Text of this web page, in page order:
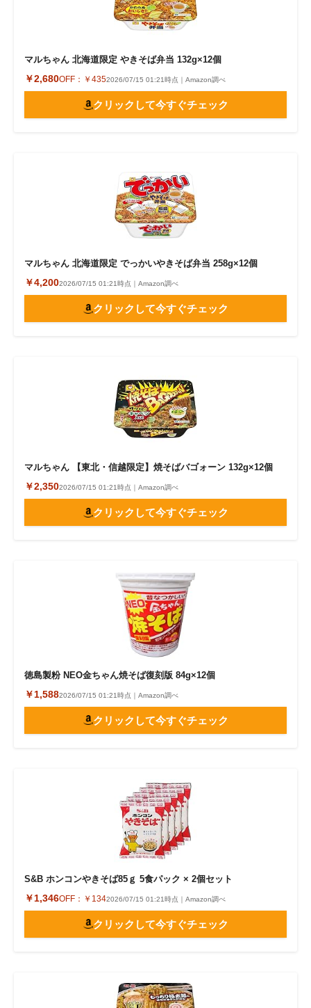
マルちゃん 北海道限定 やきそば弁当 132g×12個
￥2,680OFF： ￥4352026/07/15 01:21時点｜Amazon調べ
クリックして今すぐチェック
マルちゃん 北海道限定 でっかいやきそば弁当 258g×12個
￥4,2002026/07/15 01:21時点｜Amazon調べ
クリックして今すぐチェック
マルちゃん 【東北・信越限定】焼そばバゴォーン 132g×12個
￥2,3502026/07/15 01:21時点｜Amazon調べ
クリックして今すぐチェック
徳島製粉 NEO金ちゃん焼そば復刻版 84g×12個
￥1,5882026/07/15 01:21時点｜Amazon調べ
クリックして今すぐチェック
S&B ホンコンやきそば85ｇ 5食パック × 2個セット
￥1,346OFF： ￥1342026/07/15 01:21時点｜Amazon調べ
クリックして今すぐチェック